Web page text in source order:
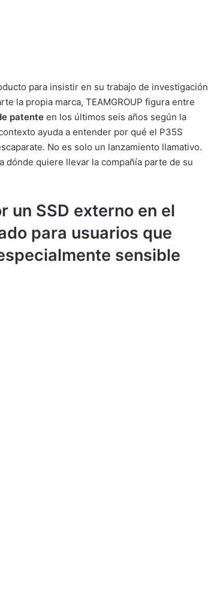
para insistir en su trabajo de investigación
la propia marca, TEAMGROUP figura entre
patente en los últimos seis años según la
ayuda a entender por qué el P35S
No es solo un lanzamiento llamativo.
dónde quiere llevar la compañía parte de su
un SSD externo en el
para usuarios que
sensible